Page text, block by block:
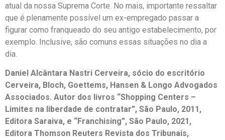
atual da nossa Suprema Corte. No mais, importante ressaltar
que é plenamente possível um ex-empregado passar a
figurar como franqueado do seu antigo estabelecimento, por
exemplo. Inclusive, são comuns essas situações no dia a
dia.
Daniel Alcântara Nastri Cerveira, sócio do escritório
Cerveira, Bloch, Goettems, Hansen & Longo Advogados
Associados. Autor dos livros “Shopping Centers –
Limites na liberdade de contratar”, São Paulo, 2011,
Editora Saraiva, e “Franchising”, São Paulo, 2021,
Editora Thomson Reuters Revista dos Tribunais,